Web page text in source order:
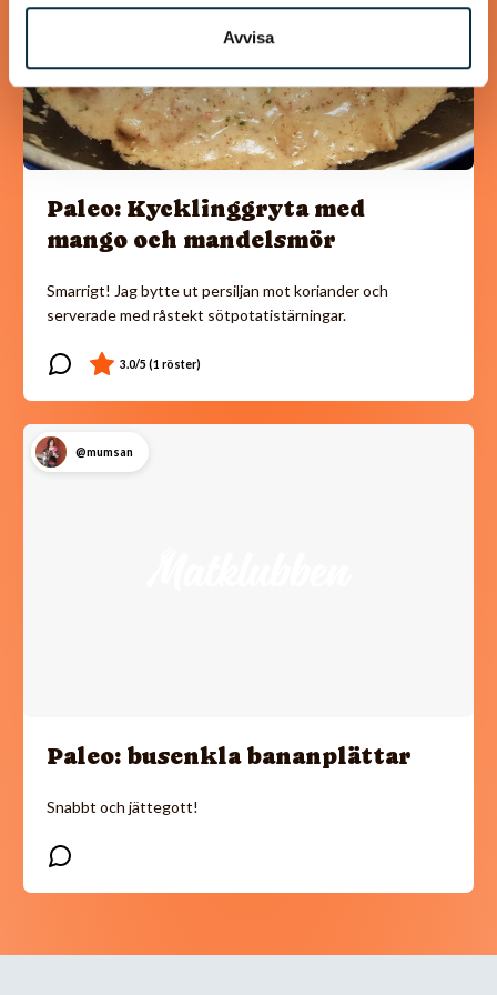
Avvisa
Paleo: Kycklinggryta med
mango och mandelsmör
Smarrigt! Jag bytte ut persiljan mot koriander och
serverade med råstekt sötpotatistärningar.
@mumsan
Paleo: busenkla bananplättar
Snabbt och jättegott!